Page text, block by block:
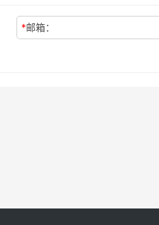
*邮箱：